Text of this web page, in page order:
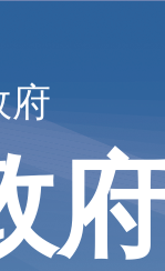
府